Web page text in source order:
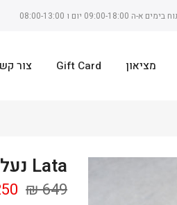
מציאון Gift Card צור
Lata נעל עור
649 ₪
₪